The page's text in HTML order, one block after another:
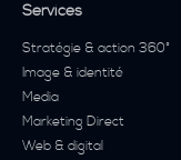
Services
Stratégie & action 360°
Image & identité
Media
Marketing Direct
Web & digital